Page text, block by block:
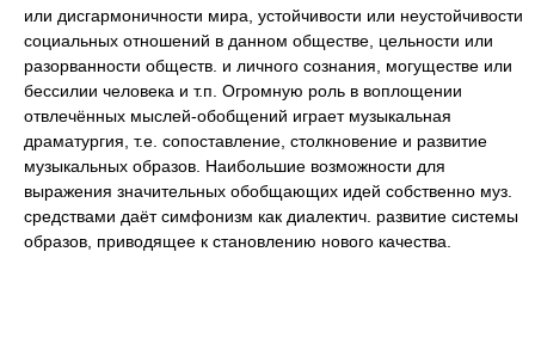
или дисгармоничности мира, устойчивости или неустойчивости
социальных отношений в данном обществе, цельности или
разорванности обществ. и личного сознания, могуществе или
бессилии человека и т.п. Огромную роль в воплощении
отвлечённых мыслей-обобщений играет музыкальная
драматургия, т.е. сопоставление, столкновение и развитие
музыкальных образов. Наибольшие возможности для
выражения значительных обобщающих идей собственно муз.
средствами даёт симфонизм как диалектич. развитие системы
образов, приводящее к становлению нового качества.